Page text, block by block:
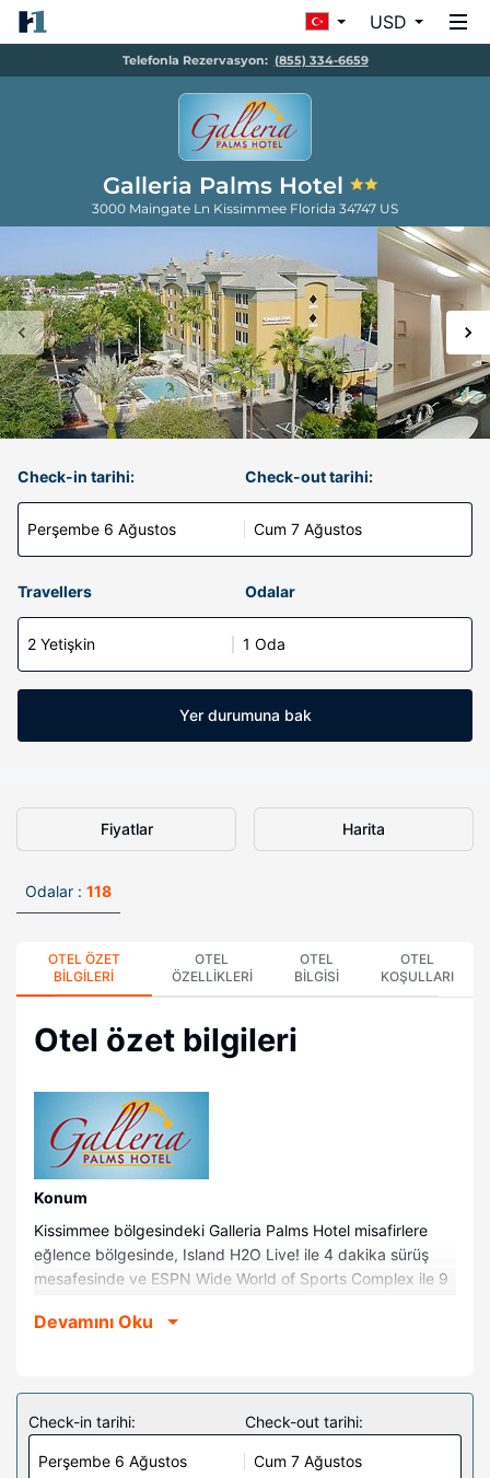
USD
Telefonla Rezervasyon: (855) 334-6659
Galleria Palms Hotel
3000 Maingate Ln Kissimmee Florida 34747 US
Check-in tarihi:
Perşembe 6 Ağustos
Check-out tarihi:
Cum 7 Ağustos
Travellers Odalar
2 Yetişkin 1 Oda
Yer durumuna bak
Fiyatlar Harita
Odalar : 118
OTEL ÖZET
BILGILERI
OTEL
ÖZELLIKLERI
OTEL
BILGISI
OTEL
KOŞULLARI
Otel özet bilgileri
Konum
Kissimmee bölgesindeki Galleria Palms Hotel misafirlere
eğlence bölgesinde, Island H2O Live! ile 4 dakika sürüş
mesafesinde ve ESPN Wide World of Sports Complex ile 9
Disney's Hollywood Studios® ile 8,5 km (5,3 mil) ve Disney
118 odada mikrodalga fırın ve düz ekran televizyon
mevcuttur. Odanızda bir pillowtop/yastık üstlü yatak
bulunur. Misafirlerimize ücretsiz kablosuz internet
Devamını Oku
Check-in tarihi:
Perşembe 6 Ağustos
Check-out tarihi:
Cum 7 Ağustos